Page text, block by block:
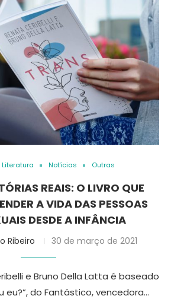
Literatura Notícias Outras
REAIS: O LIVRO QUE
A VIDA DAS PESSOAS
DESDE A INFÂNCIA
Ribeiro 30 de março de 2021
e Bruno Della Latta é baseado
eu?”, do Fantástico, vencedora…